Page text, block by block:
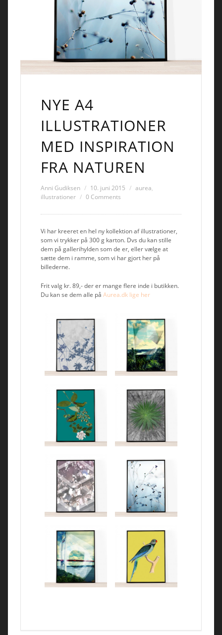
NYE A4
ILLUSTRATIONER
MED INSPIRATION
FRA NATUREN
Anni Gudiksen 10. juni 2015 aurea,
illustrationer
0 Comments
Vi har kreeret en hel ny kollektion af illustrationer,
som vi trykker på 300 g karton. Dvs du kan stille
dem på gallerihylden som de er, eller vælge at
sætte dem i ramme, som vi har gjort her på
billederne.
Frit valg kr. 89,- der er mange flere inde i butikken.
Du kan se dem alle på Aurea.dk lige her